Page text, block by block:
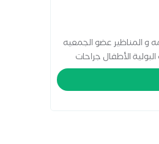
و المناظير عضو الجمعيه
الأطفال جراحات